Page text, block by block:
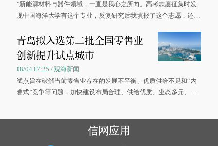
“新能源材料与器件领域，一直是我心之所向。高考志愿征集时发
现中国海洋大学有这个专业，反复研究后我填报了这个志愿，还真
大学材料科学与工程学院材料类专业的录取通知书。
青岛拟入选第二批全国零售业
创新提升试点城市
08/04 07:25 / 观海新闻
试点旨在破解当前零售业存在的发展不平衡、优质供给不足和“内
卷式”竞争等问题，加快建设布局合理、供给优质、业态多元、智
信网应用